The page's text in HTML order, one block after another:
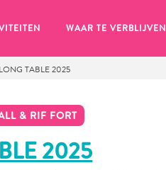
WAAR TE VERBLIJVEN
LONG TABLE 2025
& RIF FORT
2025